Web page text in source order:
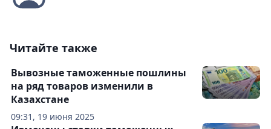
Читайте также
09:31, 19 июня 2025
Вывозные таможенные пошлины
на ряд товаров изменили в
Казахстане